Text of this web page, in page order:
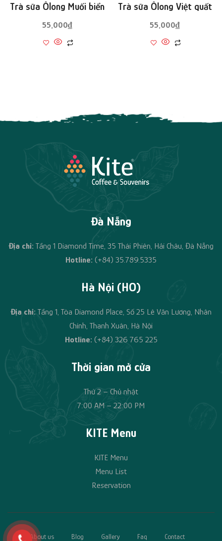
Trà sữa Ôlong Muối biển
55,000₫
Trà sữa Ôlong Việt quất
55,000₫
Đà Nẵng
Địa chỉ: Tầng 1 Diamond Time, 35 Thái Phiên, Hải Châu, Đà Nẵng
Hotline: (+84) 35.789.5335
Hà Nội (HO)
Địa chỉ:Tầng 1, Tòa Diamond Place, Số 25 Lê Văn Lương, Nhân
Chính, Thanh Xuân, Hà Nội
Hotline: (+84) 326 765 225
Thời gian mở cửa
Thứ 2 – Chủ nhật
7:00 AM – 22:00 PM
KITE Menu
KITE Menu
Menu List
Reservation
About us Blog Gallery Faq Contact